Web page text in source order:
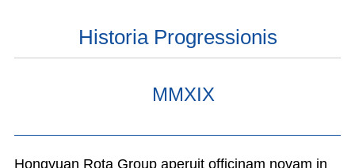
Historia Progressionis
MMXIX
Hongyuan Rota Group aperuit officinam novam in